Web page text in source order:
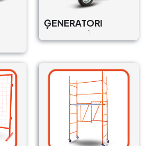
ĢENERATORI
1